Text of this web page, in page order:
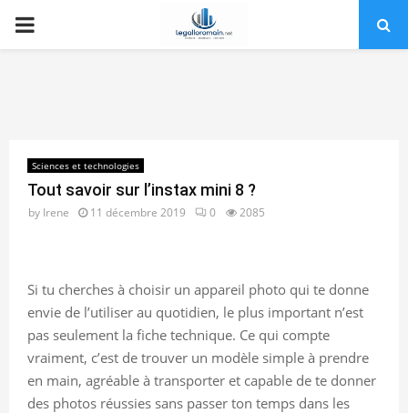
PRIMARY
Sciences et technologies
Tout savoir sur l’instax mini 8 ?
by Irene 11 décembre 2019 0 2085
Si tu cherches à choisir un appareil photo qui te donne
envie de l’utiliser au quotidien, le plus important n’est
pas seulement la fiche technique. Ce qui compte
vraiment, c’est de trouver un modèle simple à prendre
en main, agréable à transporter et capable de te donner
des photos réussies sans passer ton temps dans les